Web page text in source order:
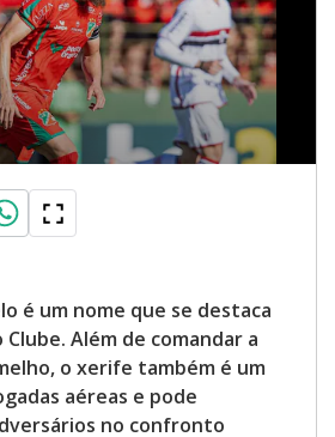
é um nome que se destaca
Além de comandar a
o xerife também é um
aéreas e pode
no confronto